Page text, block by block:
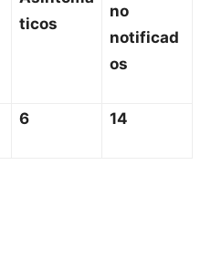
ticos
no
notificad
os
6 14